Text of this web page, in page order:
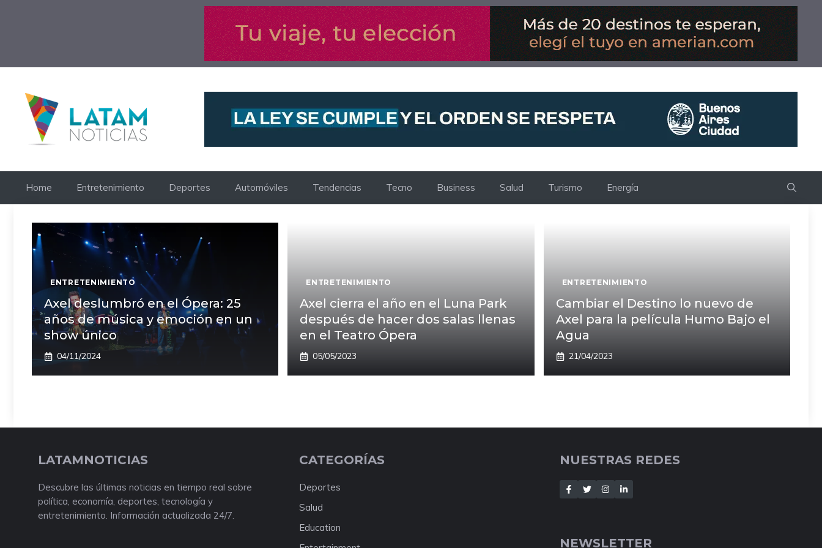
Home Entretenimiento Deportes Automóviles Tendencias Tecno Business Salud Turismo Energía
ENTRETENIMIENTO
Axel deslumbró en el Ópera: 25
años de música y emoción en un
show único
04/11/2024
ENTRETENIMIENTO
Axel cierra el año en el Luna Park
después de hacer dos salas llenas
en el Teatro Ópera
05/05/2023
ENTRETENIMIENTO
Cambiar el Destino lo nuevo de
Axel para la película Humo Bajo el
Agua
21/04/2023
LATAMNOTICIAS
Descubre las últimas noticias en tiempo real sobre
política, economía, deportes, tecnología y
entretenimiento. Información actualizada 24/7.
CATEGORÍAS
Deportes
Salud
Education
NUESTRAS REDES
NEWSLETTER